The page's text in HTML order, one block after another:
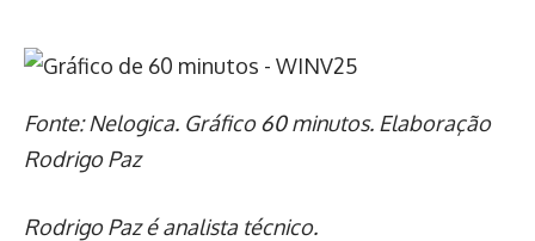
Fonte: Nelogica. Gráfico 60 minutos. Elaboração
Rodrigo Paz
Rodrigo Paz é analista técnico.